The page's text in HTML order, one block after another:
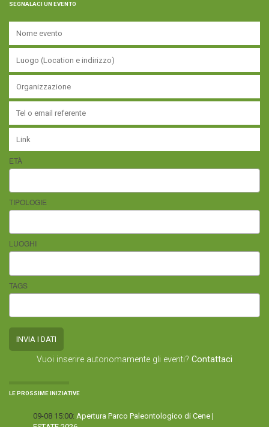
SEGNALACI UN EVENTO
ETÀ
TIPOLOGIE
LUOGHI
TAGS
Vuoi inserire autonomamente gli eventi? Contattaci
LE PROSSIME INIZIATIVE
09-08 15:00: Apertura Parco Paleontologico di Cene |